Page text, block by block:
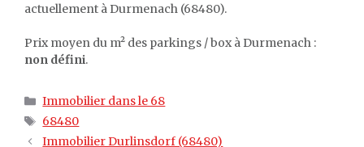
actuellement à Durmenach (68480).
Prix moyen du m² des parkings / box à Durmenach :
non défini.
Catégories
Immobilier dans le 68
Étiquettes
68480
Immobilier Durlinsdorf (68480)